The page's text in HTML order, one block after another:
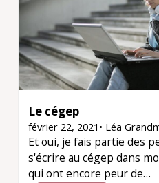
Le cégep
février 22, 2021 • Léa
Et oui, je fais partie des
s'écrire au cégep dans
qui ont encore peur de…